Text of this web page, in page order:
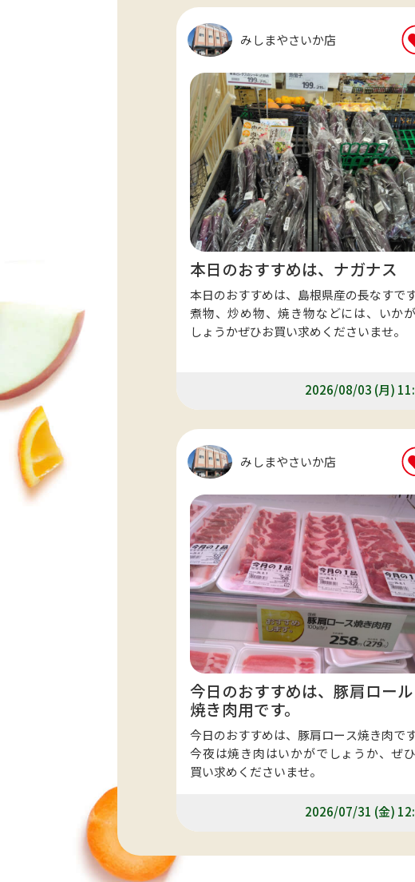
みしまやさいか店
本日のおすすめは、ナガナス
本日のおすすめは、島根県産の長なすです
煮物、炒め物、焼き物などには、いか
しょうかぜひお買い求めくださいませ。
2026/08/03 (月)
みしまやさいか店
今日のおすすめは、豚肩ロール
焼き肉用です。
今日のおすすめは、豚肩ロース焼き肉です
今夜は焼き肉はいかがでしょうか、ぜ
買い求めくださいませ。
2026/07/31 (金)